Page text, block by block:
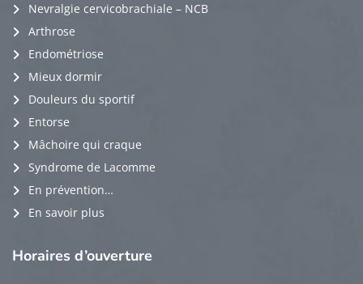
Nevralgie cervicobrachiale – NCB
Arthrose
Endométriose
Mieux dormir
Douleurs du sportif
Entorse
Mâchoire qui craque
Syndrome de Lacomme
En prévention…
En savoir plus
Horaires d’ouverture